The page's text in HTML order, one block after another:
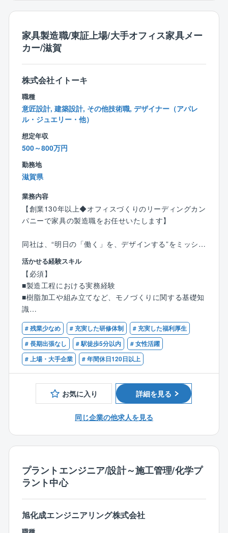
発注者に提出する。
月平均残業時間：30時間程度
案件は最長2年ご担当頂きます。
近畿一円の現場へ直行直帰可能
※案件により兵庫、奈良、三重、福井の可能性がござい
ます。
【ユースエールについて】
ユースエール認定とは、若者の採用・育成に積極的
で、残業時間・有給休暇取得率などの労働環境が優良
な中小企業を国が認定する制度です。当社では、未経
験からでも成長できる研修体制と、ワークライフバラ
ンスを両立できる職場環境づくりに取り組んでいま
す。
家具製造職/東証上場/大手オフィス家具メー
カー/滋賀
株式会社イトーキ
職種
意匠設計, 建築設計, その他技術職, デザイナー（アパレ
ル・ジュエリー・他）
想定年収
500～800万円
勤務地
滋賀県
業務内容
【創業130年以上◆オフィスづくりのリーディングカン
パニーで家具の製造職をお任せいたします】
同社は、“明日の「働く」を、デザインする”をミッショ
ンステートメントに掲げ、社会課題の解決を行う、オ
フィスづくりのプロフェッショナルカンパニーです。
130年を超える歴史を持つオフィス家具メーカーとして
の実績に加え、オフィス設計や空間構築、データに基
づいたDXの推進などにより、新たな働き方やオフィス
空間を世の中に提供しています。
【業務内容について】
下記いずれかの班での業務となります。
○射出成型班
○クッション成型班
○背座被せ班
○組立ライン班
■生産現場での安全確保
■130年以上続く品質基準を担う誇りがございます。
■開発・設計と近い距離で製造できるため、製品づくり
の全体像を理解しやすい環境です。
■試作～量産まで関われる機会が多いため、製造の幅広
いスキルを身につけることができます。
■同僚や上司の手厚いサポートもあり、安心して働ける
活かせる経験スキル
【必須】
■製造工程における実務経験
■樹脂加工や組み立てなど、モノづくりに関する基礎知
識
【歓迎】
■交代勤務が可能な方（2交替、3交替）
■製造現場での班長（工程リーダー）の経験
■フォークリフト、クレーン、玉掛け資格の保有者
# 残業少なめ # 充実した研修体制
# 充実した福利厚生
# 長期出張なし
# 駅徒歩5分以内
# 女性活躍
# 上場・大手企業
# 年間休日120日以上
お気に入り 詳細を見る
同じ企業の他求人を見る
プラントエンジニア/設計～施工管理/化学プ
ラント中心
旭化成エンジニアリング株式会社